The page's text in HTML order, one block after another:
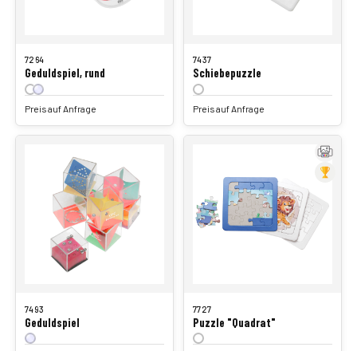
7264
Geduldspiel, rund
Preis auf Anfrage
7437
Schiebepuzzle
Preis auf Anfrage
7493
Geduldspiel
7727
Puzzle "Quadrat"